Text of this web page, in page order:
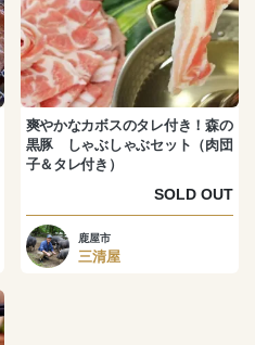
爽やかなカボスのタレ付き！森の
黒豚 しゃぶしゃぶセット（肉団
子＆タレ付き）
SOLD OUT
鹿屋市
三清屋